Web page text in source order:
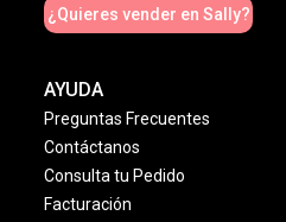
¿Quieres vender en Sally?
AYUDA
Preguntas Frecuentes
Contáctanos
Consulta tu Pedido
Facturación